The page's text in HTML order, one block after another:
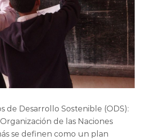
de Desarrollo Sostenible (ODS):
de las Naciones
se definen como un plan